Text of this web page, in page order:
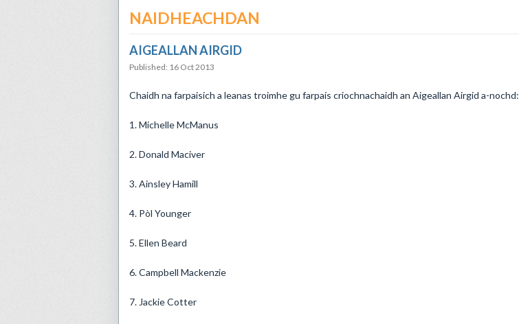
NAIDHEACHDAN
AIGEALLAN AIRGID
Published: 16 Oct 2013
​​Chaidh na farpaisich a leanas troimhe gu farpais criochnachaidh an Aigeallan Airgid a-nochd:
1. Michelle McManus
2. Donald Maciver
3. Ainsley Hamill
4. Pòl Younger
5. Ellen Beard
6. Campbell Mackenzie
7. Jackie Cotter